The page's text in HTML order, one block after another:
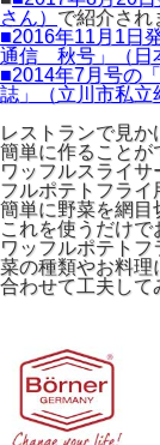
さん） で紹介され
■2016年11月1日
通信 秋号」（日
■2014年7月号の
誌」（立川市私立
レストランで見
簡単に作ることが
ワッフルスライ
フルポテトフライ
簡単に野菜を網目
これを使うだけ
ワッフルポテト
菜の種類やお料理
合わせて工夫して